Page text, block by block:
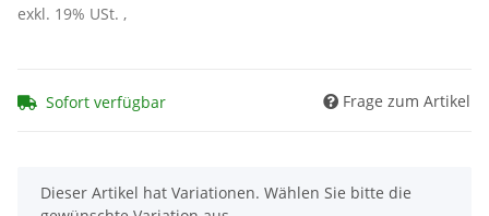
exkl. 19% USt. ,
Sofort verfügbar Frage zum Artikel
x
Dieser Artikel hat Variationen. Wählen Sie bitte die